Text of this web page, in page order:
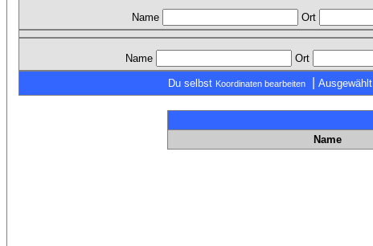
Name Ort
Name Ort
Du selbst Koordinaten bearbeiten Ausgewählt
Name